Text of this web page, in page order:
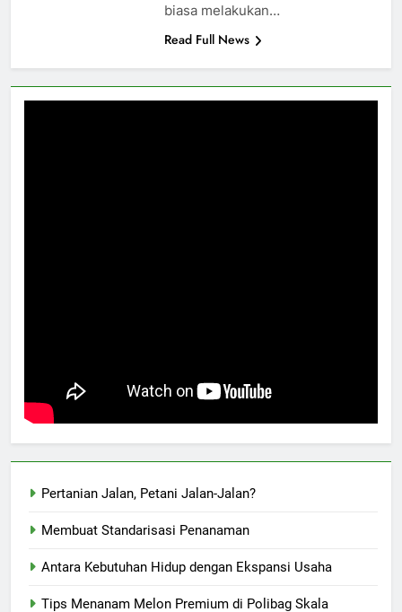
biasa melakukan…
Read Full News
Pertanian Jalan, Petani Jalan-Jalan?
Membuat Standarisasi Penanaman
Antara Kebutuhan Hidup dengan Ekspansi Usaha
Tips Menanam Melon Premium di Polibag Skala